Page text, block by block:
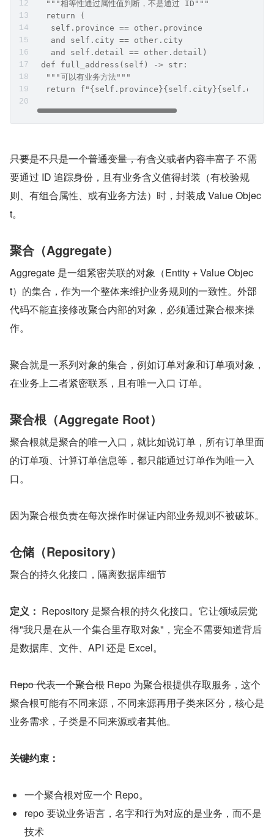
  """相等性通过属性值判断，不是通过 ID"""
  return (
   self.province == other.province
   and self.city == other.city
   and self.detail == other.detail)
def full_address(self) -> str:
  """可以有业务方法"""
return
只要是不只是一个普通变量，有含义或者内容丰富了 不需
要通过 ID 追踪身份，且有业务含义值得封装（有校验规
则、有组合属性、或有业务方法）时，封装成 Value Objec
t。
聚合（Aggregate）
Aggregate 是一组紧密关联的对象（Entity + Value Objec
t）的集合，作为一个整体来维护业务规则的一致性。外部
代码不能直接修改聚合内部的对象，必须通过聚合根来操
作。
聚合就是一系列对象的集合，例如订单对象和订单项对象，
在业务上二者紧密联系，且有唯一入口 订单。
聚合根（Aggregate Root）
聚合根就是聚合的唯一入口，就比如说订单，所有订单里面
的订单项、计算订单信息等，都只能通过订单作为唯一入
口。
因为聚合根负责在每次操作时保证内部业务规则不被破坏。
仓储（Repository）
聚合的持久化接口，隔离数据库细节
定义： Repository 是聚合根的持久化接口。它让领域层觉
得"我只是在从一个集合里存取对象"，完全不需要知道背后
是数据库、文件、API 还是 Excel。
Repo 代表一个聚合根 Repo 为聚合根提供存取服务，这个
聚合根可能有不同来源，不同来源再用子类来区分，核心是
业务需求，子类是不同来源或者其他。
关键约束：
一个聚合根对应一个 Repo。
repo 要说业务语言，名字和行为对应的是业务，而不是
技术